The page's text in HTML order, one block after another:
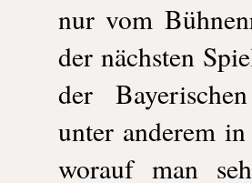
nur vom
der nächsten
der
unter anderem
worauf man